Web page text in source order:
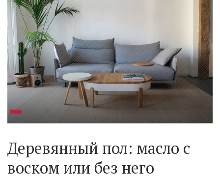
Деревянный пол: масло с
воском или без него